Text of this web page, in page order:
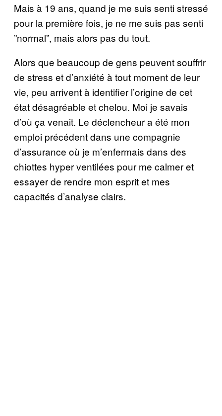
Mais à 19 ans, quand je me suis senti stressé
pour la première fois, je ne me suis pas senti
”normal”, mais alors pas du tout.
Alors que beaucoup de gens peuvent souffrir
de stress et d’anxiété à tout moment de leur
vie, peu arrivent à identifier l’origine de cet
état désagréable et chelou. Moi je savais
d’où ça venait. Le déclencheur a été mon
emploi précédent dans une compagnie
d’assurance où je m’enfermais dans des
chiottes hyper ventilées pour me calmer et
essayer de rendre mon esprit et mes
capacités d’analyse clairs.